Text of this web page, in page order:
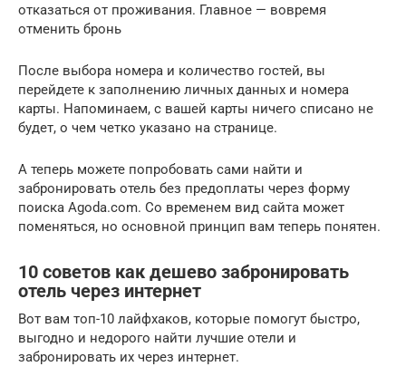
отказаться от проживания. Главное — вовремя
отменить бронь
После выбора номера и количество гостей, вы
перейдете к заполнению личных данных и номера
карты. Напоминаем, с вашей карты ничего списано не
будет, о чем четко указано на странице.
А теперь можете попробовать сами найти и
забронировать отель без предоплаты через форму
поиска Agoda.com. Со временем вид сайта может
поменяться, но основной принцип вам теперь понятен.
10 советов как дешево забронировать
отель через интернет
Вот вам топ-10 лайфхаков, которые помогут быстро,
выгодно и недорого найти лучшие отели и
забронировать их через интернет.